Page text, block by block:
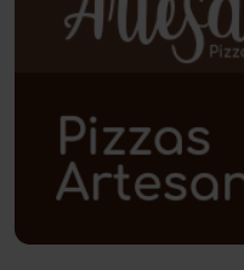
Polícia Civil
Polícia Militar
Política